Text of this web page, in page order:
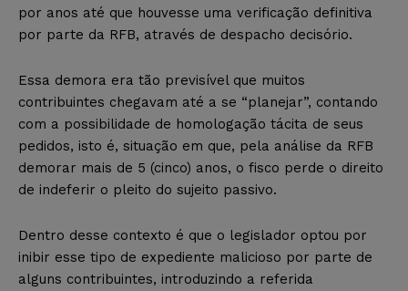
por anos até que houvesse uma verificação definitiva
por parte da RFB, através de despacho decisório.
Essa demora era tão previsível que muitos
contribuintes chegavam até a se “planejar”, contando
com a possibilidade de homologação tácita de seus
pedidos, isto é, situação em que, pela análise da RFB
demorar mais de 5 (cinco) anos, o fisco perde o direito
de indeferir o pleito do sujeito passivo.
Dentro desse contexto é que o legislador optou por
inibir esse tipo de expediente malicioso por parte de
alguns contribuintes, introduzindo a referida